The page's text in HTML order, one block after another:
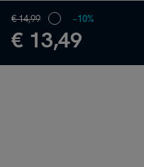
€ 14,99
€ 13,49
−10%